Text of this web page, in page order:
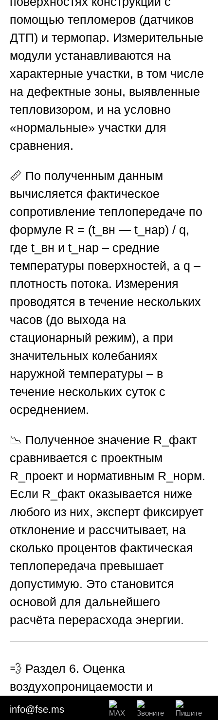
помощью тепломеров (датчиков
ДТП) и термопар. Измерительные
модули устанавливаются на
характерные участки, в том числе
на дефектные зоны, выявленные
тепловизором, и на условно
«нормальные» участки для
сравнения.
📏 По полученным данным
вычисляется фактическое
сопротивление теплопередаче по
формуле R = (t_вн — t_нар) / q,
где t_вн и t_нар – средние
температуры поверхностей, а q –
плотность потока. Измерения
проводятся в течение нескольких
часов (до выхода на
стационарный режим), а при
значительных колебаниях
наружной температуры – в
течение нескольких суток с
осреднением.
📉 Полученное значение R_факт
сравнивается с проектным
R_проект и нормативным R_норм.
Если R_факт оказывается ниже
любого из них, эксперт фиксирует
отклонение и рассчитывает, на
сколько процентов фактическая
теплопередача превышает
допустимую. Это становится
основой для дальнейшего
расчёта перерасхода энергии.
💨 Раздел 6. Оценка
воздухопроницаемости и
инфильтрационных потерь
info@fse.ms